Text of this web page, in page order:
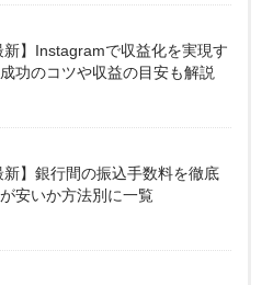
新】Instagramで収益化を実現す
功のコツや収益の目安も解説
新】銀行間の振込手数料を徹底
安いか方法別に一覧